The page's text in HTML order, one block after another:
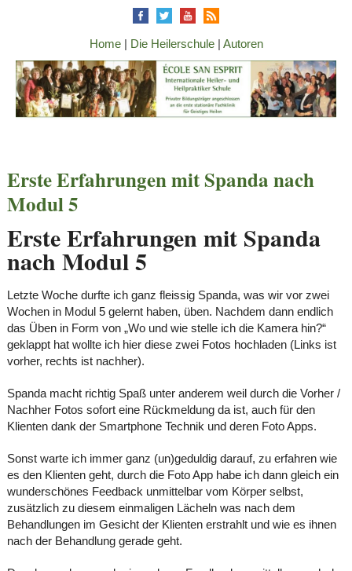
Home| Die Heilerschule| Autoren
Erste Erfahrungen mit Spanda nach
Modul 5
Erste Erfahrungen mit Spanda
nach Modul 5
Letzte Woche durfte ich ganz fleissig Spanda, was wir vor zwei
Wochen in Modul 5 gelernt haben, üben. Nachdem dann endlich
das Üben in Form von „Wo und wie stelle ich die Kamera hin?“
geklappt hat wollte ich hier diese zwei Fotos hochladen (Links ist
vorher, rechts ist nachher).
Spanda macht richtig Spaß unter anderem weil durch die Vorher /
Nachher Fotos sofort eine Rückmeldung da ist, auch für den
Klienten dank der Smartphone Technik und deren Foto Apps.
Sonst warte ich immer ganz (un)geduldig darauf, zu erfahren wie
es den Klienten geht, durch die Foto App habe ich dann gleich ein
wunderschönes Feedback unmittelbar vom Körper selbst,
zusätzlich zu diesem einmaligen Lächeln was nach dem
Behandlungen im Gesicht der Klienten erstrahlt und wie es ihnen
nach der Behandlung gerade geht.